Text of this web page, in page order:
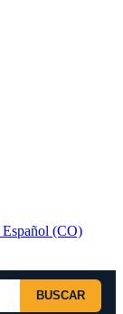
Español (CO)
BUSCAR